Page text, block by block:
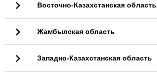
Восточно-Казахстанская область
Жамбылская область
Западно-Казахстанская область